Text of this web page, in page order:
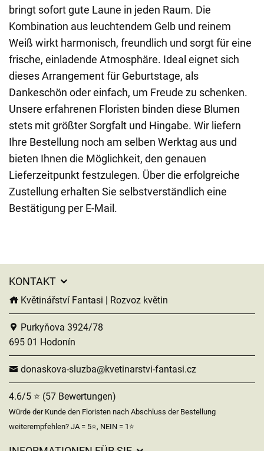
bringt sofort gute Laune in jeden Raum. Die
Kombination aus leuchtendem Gelb und reinem
Weiß wirkt harmonisch, freundlich und sorgt für eine
frische, einladende Atmosphäre. Ideal eignet sich
dieses Arrangement für Geburtstage, als
Dankeschön oder einfach, um Freude zu schenken.
Unsere erfahrenen Floristen binden diese Blumen
stets mit größter Sorgfalt und Hingabe. Wir liefern
Ihre Bestellung noch am selben Werktag aus und
bieten Ihnen die Möglichkeit, den genauen
Lieferzeitpunkt festzulegen. Über die erfolgreiche
Zustellung erhalten Sie selbstverständlich eine
Bestätigung per E-Mail.
KONTAKT
Květinářství Fantasi | Rozvoz květin
Purkyňova 3924/78
695 01 Hodonín
donaskova-sluzba@kvetinarstvi-fantasi.cz
4.6/5 ⭐ (57 Bewertungen)
Würde der Kunde den Floristen nach Abschluss der Bestellung
weiterempfehlen? JA = 5⭐, NEIN = 1⭐